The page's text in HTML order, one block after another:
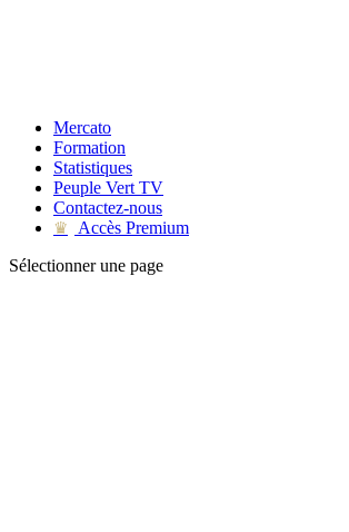
Mercato
Formation
Statistiques
Peuple Vert TV
Contactez-nous
♛
Accès Premium
Sélectionner une page